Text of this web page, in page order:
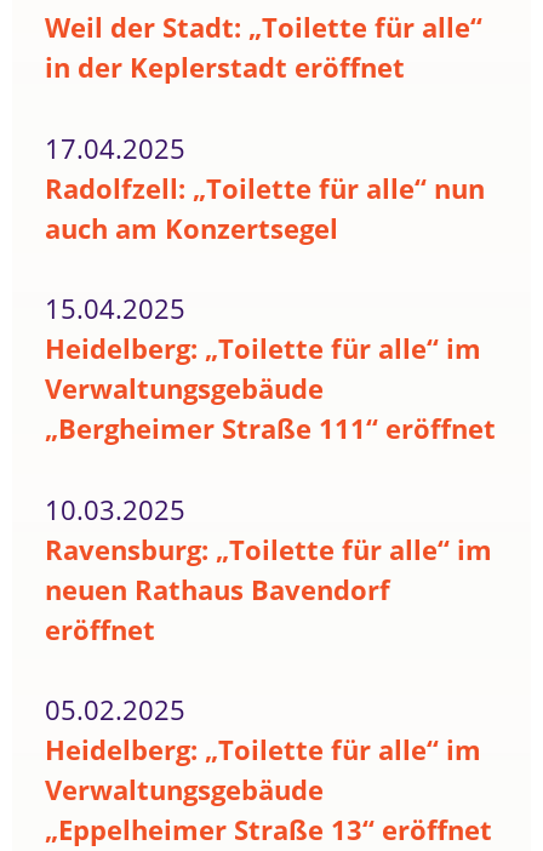
Weil der Stadt: „Toilette für alle“
in der Keplerstadt eröffnet
17.04.2025
Radolfzell: „Toilette für alle“ nun
auch am Konzertsegel
15.04.2025
Heidelberg: „Toilette für alle“ im
Verwaltungsgebäude
„Bergheimer Straße 111“ eröffnet
10.03.2025
Ravensburg: „Toilette für alle“ im
neuen Rathaus Bavendorf
eröffnet
05.02.2025
Heidelberg: „Toilette für alle“ im
Verwaltungsgebäude
„Eppelheimer Straße 13“ eröffnet